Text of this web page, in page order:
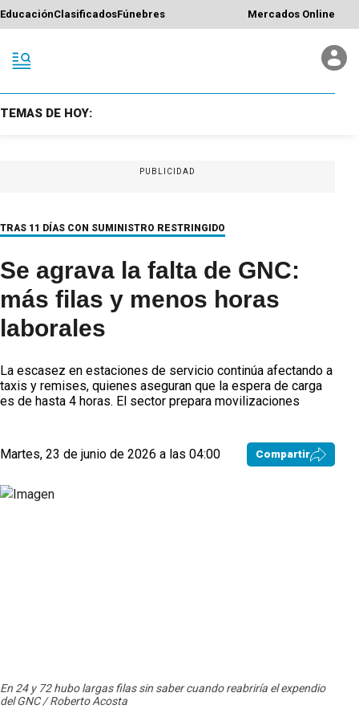
EducaciónClasificadosFúnebres Mercados Online
TEMAS DE HOY:
PUBLICIDAD
TRAS 11 DÍAS CON SUMINISTRO RESTRINGIDO
Se agrava la falta de GNC:
más filas y menos horas
laborales
La escasez en estaciones de servicio continúa afectando a
taxis y remises, quienes aseguran que la espera de carga
es de hasta 4 horas. El sector prepara movilizaciones
Martes, 23 de junio de 2026 a las 04:00 Compartir
En 24 y 72 hubo largas filas sin saber cuando reabriría el expendio
del GNC / Roberto Acosta